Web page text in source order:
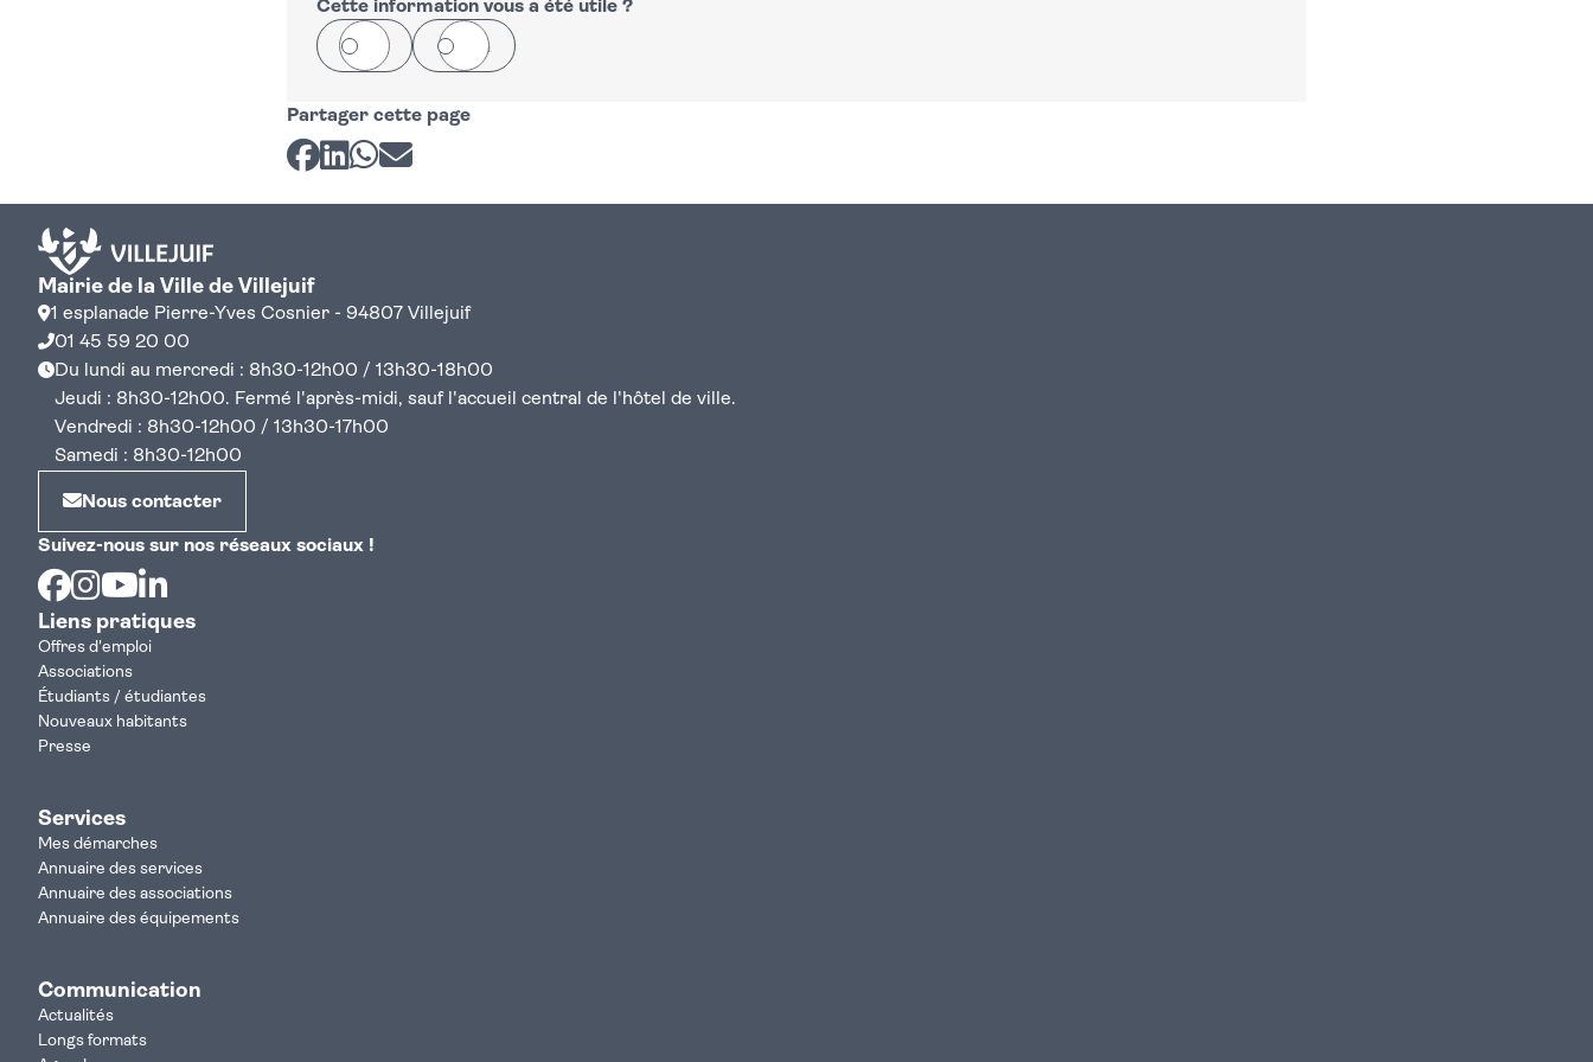
−
Cette information vous a été utile ?
Oui Non
Partager cette page
Partager sur Facebook
Partager sur LinkedIn
Partager sur Whatsapp
Partager par courriel
Mairie de la Ville de Villejuif
1 esplanade Pierre-Yves Cosnier - 94807 Villejuif
01 45 59 20 00
Du lundi au mercredi : 8h30-12h00 / 13h30-18h00
Jeudi : 8h30-12h00. Fermé l'après-midi, sauf l'accueil central de l'hôtel de ville.
Vendredi : 8h30-12h00 / 13h30-17h00
Samedi : 8h30-12h00
Nous contacter
Suivez-nous sur nos réseaux sociaux !
Facebook
Instagram
Youtube
Liens pratiques
Offres d'emploi
Associations
Étudiants / étudiantes
Nouveaux habitants
Presse
Services
Mes démarches
Annuaire des services
Annuaire des associations
Annuaire des équipements
Communication
Actualités
Longs formats